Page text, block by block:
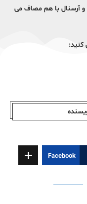
های فولام و آرسنال با هم مصاف می
کنید:
Facebook